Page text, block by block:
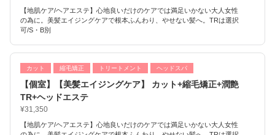
【地肌ケア/ヘアエステ】心地良いだけのケアでは満足いかない大人女性
の為に。美髪エイジングケアで根本ふんわり、やせない髪へ。TRは選択
可/S・B別
カット 縮毛矯正 トリートメント ヘッドスパ
【個室】【美髪エイジングケア】 カット+縮毛矯正+潤艶
TR+ヘッドエステ
¥31,350
【地肌ケア/ヘアエステ】心地良いだけのケアでは満足いかない大人女性